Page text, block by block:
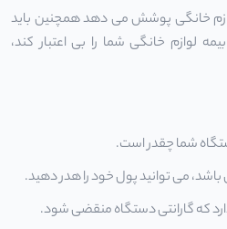
خانگی پوشش می دهد همچنین باید
لوازم خانگی شما را بی اعتبار کند،
شما چقدر است.
باشد، می توانید پول خود را هدر دهید.
که گارانتی دستگاه منقضی شود.